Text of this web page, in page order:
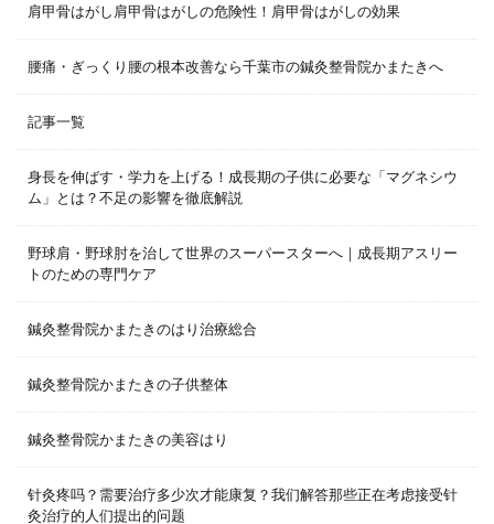
肩甲骨はがし肩甲骨はがしの危険性！肩甲骨はがしの効果
腰痛・ぎっくり腰の根本改善なら千葉市の鍼灸整骨院かまたきへ
記事一覧
身長を伸ばす・学力を上げる！成長期の子供に必要な「マグネシウ
ム」とは？不足の影響を徹底解説
野球肩・野球肘を治して世界のスーパースターへ｜成長期アスリー
トのための専門ケア
鍼灸整骨院かまたきのはり治療総合
鍼灸整骨院かまたきの子供整体
鍼灸整骨院かまたきの美容はり
针灸疼吗？需要治疗多少次才能康复？我们解答那些正在考虑接受针
灸治疗的人们提出的问题